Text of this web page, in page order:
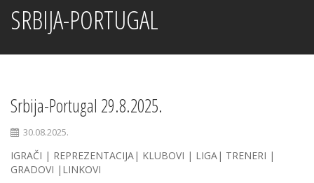
SRBIJA-PORTUGAL
Srbija-Portugal 29.8.2025.
30.08.2025.
IGRAČI | REPREZENTACIJA| KLUBOVI | LIGA| TRENERI |
GRADOVI |LINKOVI